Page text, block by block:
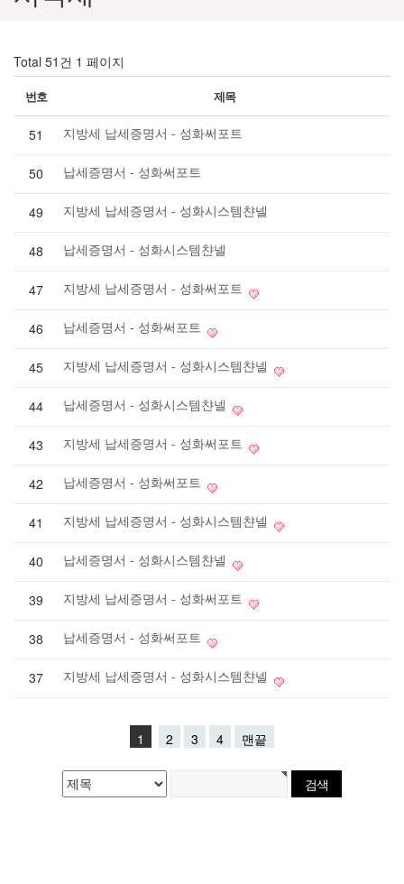
Total 51건 1 페이지
번호 제목
51 지방세 납세증명서 - 성화써포트
50 납세증명서 - 성화써포트
49 지방세 납세증명서 - 성화시스템챤넬
48 납세증명서 - 성화시스템챤넬
47 지방세 납세증명서 - 성화써포트
46 납세증명서 - 성화써포트
45 지방세 납세증명서 - 성화시스템챤넬
44 납세증명서 - 성화시스템챤넬
43 지방세 납세증명서 - 성화써포트
42 납세증명서 - 성화써포트
41 지방세 납세증명서 - 성화시스템챤넬
40 납세증명서 - 성화시스템챤넬
39 지방세 납세증명서 - 성화써포트
38 납세증명서 - 성화써포트
37 지방세 납세증명서 - 성화시스템챤넬
1 2 3 4 맨끝